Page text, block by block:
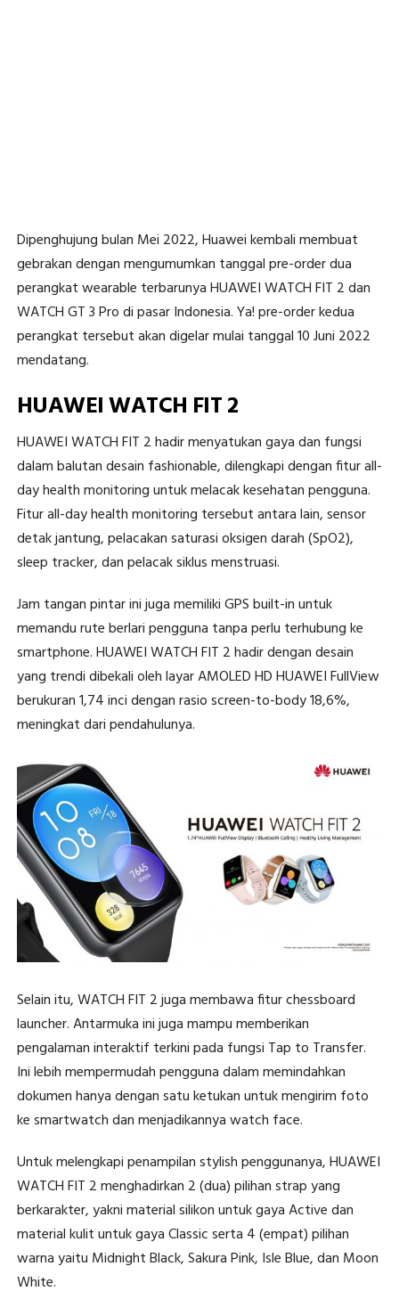
Dipenghujung bulan Mei 2022, Huawei kembali membuat
gebrakan dengan mengumumkan tanggal pre-order dua
perangkat wearable terbarunya HUAWEI WATCH FIT 2 dan
WATCH GT 3 Pro di pasar Indonesia. Ya! pre-order kedua
perangkat tersebut akan digelar mulai tanggal 10 Juni 2022
mendatang.
HUAWEI WATCH FIT 2
HUAWEI WATCH FIT 2 hadir menyatukan gaya dan fungsi
dalam balutan desain fashionable, dilengkapi dengan fitur all-
day health monitoring untuk melacak kesehatan pengguna.
Fitur all-day health monitoring tersebut antara lain, sensor
detak jantung, pelacakan saturasi oksigen darah (SpO2),
sleep tracker, dan pelacak siklus menstruasi.
Jam tangan pintar ini juga memiliki GPS built-in untuk
memandu rute berlari pengguna tanpa perlu terhubung ke
smartphone. HUAWEI WATCH FIT 2 hadir dengan desain
yang trendi dibekali oleh layar AMOLED HD HUAWEI FullView
berukuran 1,74 inci dengan rasio screen-to-body 18,6%,
meningkat dari pendahulunya.
Selain itu, WATCH FIT 2 juga membawa fitur chessboard
launcher. Antarmuka ini juga mampu memberikan
pengalaman interaktif terkini pada fungsi Tap to Transfer.
Ini lebih mempermudah pengguna dalam memindahkan
dokumen hanya dengan satu ketukan untuk mengirim foto
ke smartwatch dan menjadikannya watch face.
Untuk melengkapi penampilan stylish penggunanya, HUAWEI
WATCH FIT 2 menghadirkan 2 (dua) pilihan strap yang
berkarakter, yakni material silikon untuk gaya Active dan
material kulit untuk gaya Classic serta 4 (empat) pilihan
warna yaitu Midnight Black, Sakura Pink, Isle Blue, dan Moon
White.